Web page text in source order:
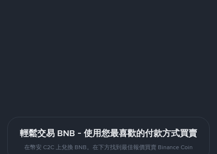
輕鬆交易 BNB - 使用您最喜歡的付款方式買賣
在幣安 C2C 上兌換 BNB。在下方找到最佳報價買賣 Binance Coin